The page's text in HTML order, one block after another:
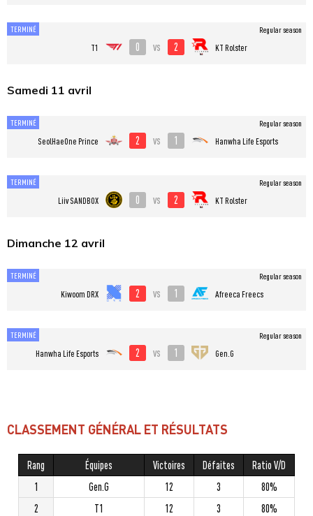
TERMINÉ
T1 0 vs 2 KT Rolster
Regular season
Samedi 11 avril
TERMINÉ
SeolHaeOne Prince 2 vs 1 Hanwha Life Esports
Regular season
TERMINÉ
Liiv SANDBOX 0 vs 2 KT Rolster
Regular season
Dimanche 12 avril
TERMINÉ
Kiwoom DRX 2 vs 1 Afreeca Freecs
Regular season
TERMINÉ
Hanwha Life Esports 2 vs 1 Gen.G
Regular season
CLASSEMENT GÉNÉRAL ET RÉSULTATS
Rang Équipes Victoires Défaites
Ratio V/D
1
Gen.G 12 3
80%
2
T1 12 3
80%